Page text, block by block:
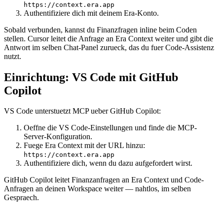
https://context.era.app
Authentifiziere dich mit deinem Era-Konto.
Sobald verbunden, kannst du Finanzfragen inline beim Coden
stellen. Cursor leitet die Anfrage an Era Context weiter und gibt die
Antwort im selben Chat-Panel zurueck, das du fuer Code-Assistenz
nutzt.
Einrichtung: VS Code mit GitHub
Copilot
VS Code unterstuetzt MCP ueber GitHub Copilot:
Oeffne die VS Code-Einstellungen und finde die MCP-
Server-Konfiguration.
Fuege Era Context mit der URL hinzu:
https://context.era.app
Authentifiziere dich, wenn du dazu aufgefordert wirst.
GitHub Copilot leitet Finanzanfragen an Era Context und Code-
Anfragen an deinen Workspace weiter — nahtlos, im selben
Gespraech.